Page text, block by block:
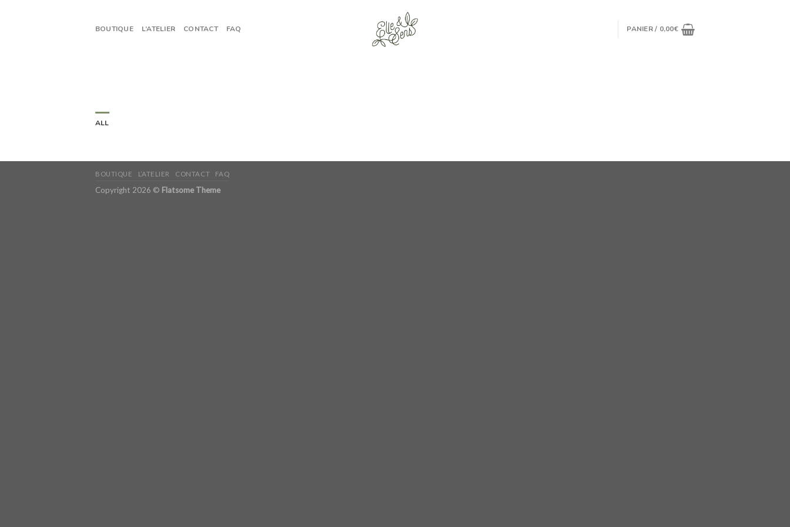
BOUTIQUE L’ATELIER CONTACT FAQ PANIER / 0,00€
ALL
BOUTIQUE L’ATELIER CONTACT FAQ
Copyright 2026 © Flatsome Theme